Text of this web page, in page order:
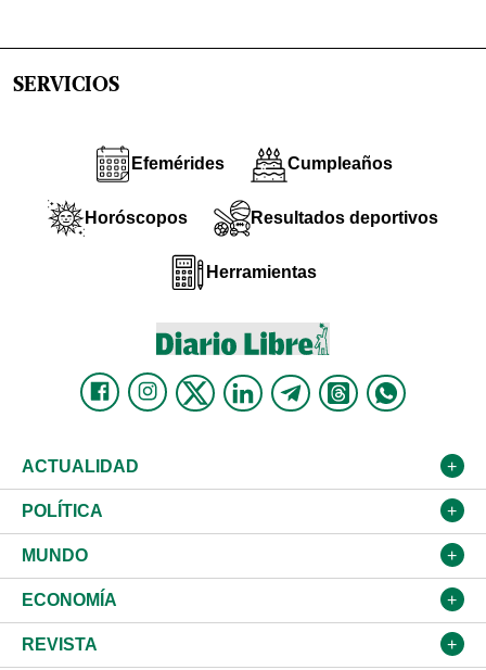
SERVICIOS
Efemérides Cumpleaños
Horóscopos Resultados deportivos
Herramientas
ACTUALIDAD
Nacional
Ciudad
Educación
Salud
POLÍTICA
Partidos
JCE
TSE
MUNDO
Estados Unidos
América Latina
ECONOMÍA
Finanzas
REVISTA